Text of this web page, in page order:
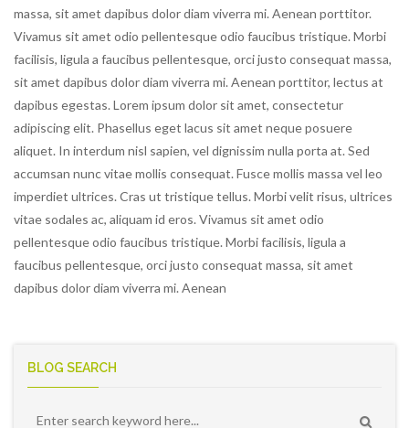
massa, sit amet dapibus dolor diam viverra mi. Aenean porttitor.
Vivamus sit amet odio pellentesque odio faucibus tristique. Morbi
facilisis, ligula a faucibus pellentesque, orci justo consequat massa,
sit amet dapibus dolor diam viverra mi. Aenean porttitor, lectus at
dapibus egestas. Lorem ipsum dolor sit amet, consectetur
adipiscing elit. Phasellus eget lacus sit amet neque posuere
aliquet. In interdum nisl sapien, vel dignissim nulla porta at. Sed
accumsan nunc vitae mollis consequat. Fusce mollis massa vel leo
imperdiet ultrices. Cras ut tristique tellus. Morbi velit risus, ultrices
vitae sodales ac, aliquam id eros. Vivamus sit amet odio
pellentesque odio faucibus tristique. Morbi facilisis, ligula a
faucibus pellentesque, orci justo consequat massa, sit amet
dapibus dolor diam viverra mi. Aenean
BLOG SEARCH